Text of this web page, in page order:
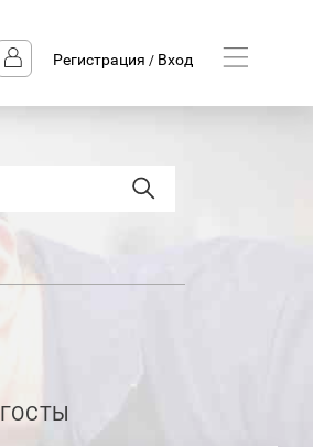
Регистрация / Вход
ГОСТЫ